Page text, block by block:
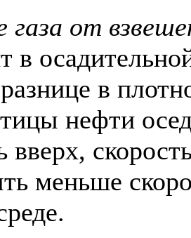
газа от
в
в
нефти
вверх,
меньше